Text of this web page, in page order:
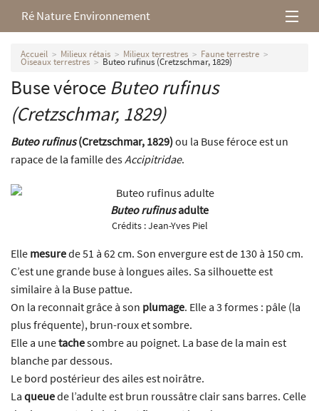
Ré Nature Environnement
L’association
Milieux rétais
Nos parutions
Accueil Milieux rétais Milieux terrestres Faune terrestre
Oiseaux terrestres Buteo rufinus (Cretzschmar, 1829)
Buse véroce Buteo rufinus
(Cretzschmar, 1829)
Buteo rufinus(Cretzschmar, 1829)ou la Buse féroce est un
rapace de la famille desAccipitridae.
Buteo rufinusadulte
Crédits :Jean-Yves Piel
Elle mesurede 51 à 62 cm. Son envergure est de 130 à 150 cm.
C’est une grande buse à longues ailes. Sa silhouette est
similaire à la Buse pattue.
On la reconnait grâce à son plumage. Elle a 3 formes : pâle (la
plus fréquente), brun-roux et sombre.
Elle a unetachesombre au poignet. La base de la main est
blanche par dessous.
Le bord postérieur des ailes est noirâtre.
La queuede l’adulte est brun roussâtre clair sans barres. Celle